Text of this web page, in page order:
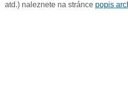
atd.) naleznete na stránce popis